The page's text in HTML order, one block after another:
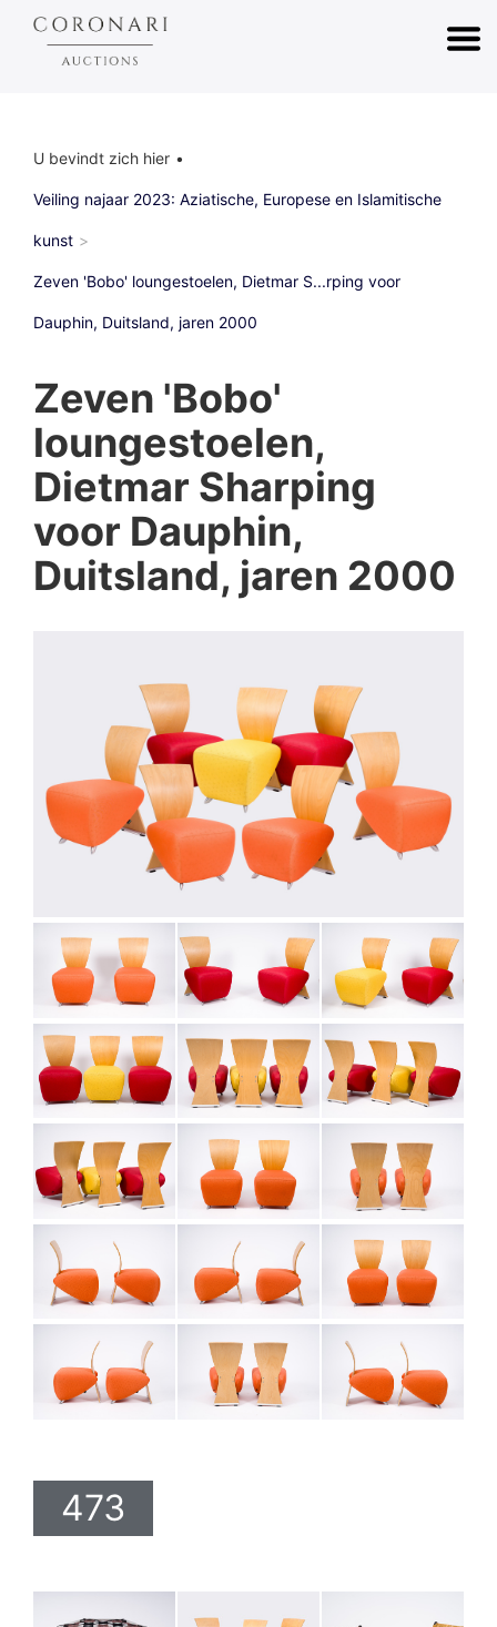
U bevindt zich hier
Veiling najaar 2023: Aziatische, Europese en Islamitische
kunst
Zeven 'Bobo' loungestoelen, Dietmar S...rping voor
Dauphin, Duitsland, jaren 2000
Zeven 'Bobo'
loungestoelen,
Dietmar Sharping
voor Dauphin,
Duitsland, jaren 2000
473